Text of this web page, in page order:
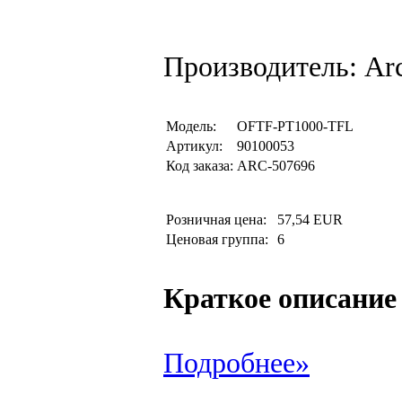
Производитель:
Модель:
OFTF-PT1000-TFL
Артикул:
90100053
Код заказа: ARC-507696
Розничная цена:
57,54 EUR
Ценовая группа:
6
Краткое описание
Подробнее»